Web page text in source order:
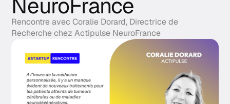
NeuroFrance
Rencontre avec Coralie Dorard, Directrice de
Recherche chez Actipulse NeuroFrance